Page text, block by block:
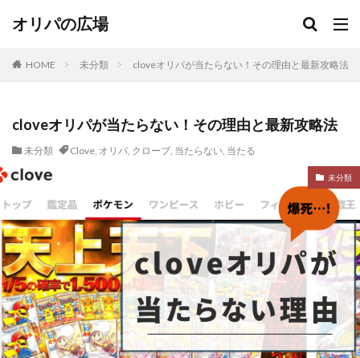
オリパの広場
HOME 未分類 cloveオリパが当たらない！その理由と最新攻略法
cloveオリパが当たらない！その理由と最新攻略法
未分類 Clove, オリパ, クローブ, 当たらない, 当たる
未分類